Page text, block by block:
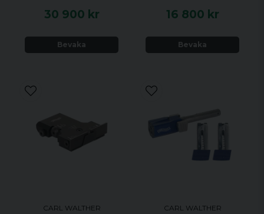
30 900 kr
Bevaka
16 800 kr
Bevaka
CARL WALTHER CARL WALTHER